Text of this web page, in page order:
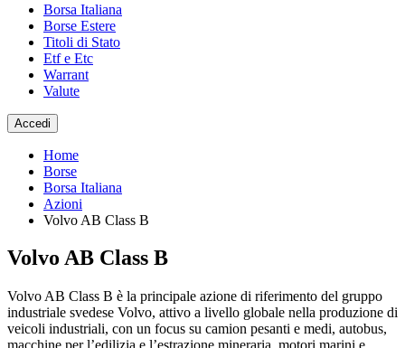
Borsa Italiana
Borse Estere
Titoli di Stato
Etf e Etc
Warrant
Valute
Accedi
Home
Borse
Borsa Italiana
Azioni
Volvo AB Class B
Volvo AB Class B
Volvo AB Class B è la principale azione di riferimento del gruppo
industriale svedese Volvo, attivo a livello globale nella produzione di
veicoli industriali, con un focus su camion pesanti e medi, autobus,